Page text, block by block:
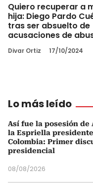
Quiero recuperar a
hija: Diego Pardo
tras ser absuelto de
acusaciones de
Divar Ortiz 17/10/2024
Lo más leído
Así fue la posesión de
la Espriella
Colombia: Primer
presidencial
08/08/2026